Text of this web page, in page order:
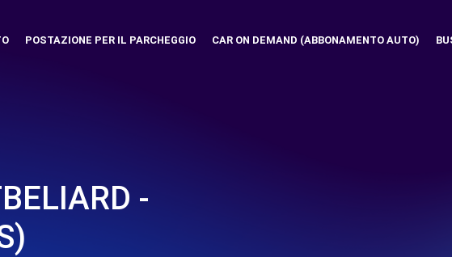
POSTAZIONE PER IL PARCHEGGIO CAR ON DEMAND (ABBONAMENTO AUTO)
-